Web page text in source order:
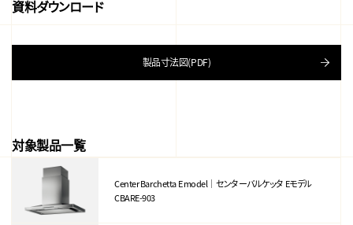
資料ダウンロード
製品寸法図(PDF)
対象製品一覧
Center Barchetta E model｜センターバルケッタ Eモデル
CBARE-903